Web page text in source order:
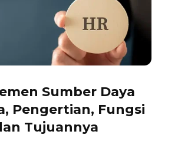
Sumber Daya
Pengertian, Fungsi
Tujuannya